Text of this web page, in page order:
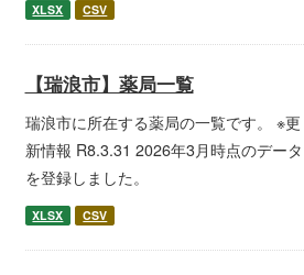
XLSX CSV
【瑞浪市】薬局一覧
瑞浪市に所在する薬局の一覧です。 ※更
新情報 R8.3.31 2026年3月時点のデータ
を登録しました。
XLSX CSV